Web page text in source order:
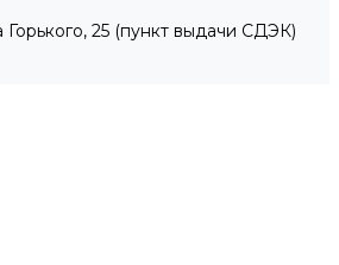
Горького, 25 (пункт выдачи СДЭК)